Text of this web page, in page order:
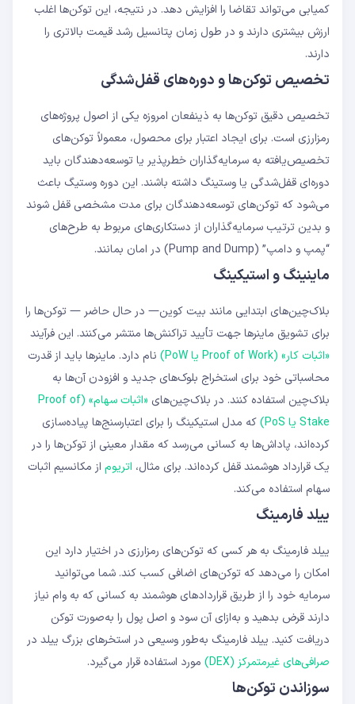
کمیابی می‌تواند تقاضا را افزایش دهد. در نتیجه، این توکن‌ها اغلب
ارزش بیشتری دارند و در طول زمان پتانسیل رشد قیمت بالاتری را
دارند.
تخصیص توکن‌ها و دوره‌های قفل‌شدگی
تخصیص دقیق توکن‌ها به ذینفعان امروزه یکی از اصول پروژه‌های
رمزارزی است. برای ایجاد اعتبار برای محصول، معمولاً توکن‌های
تخصیص‌یافته به سرمایه‌گذاران خطرپذیر یا توسعه‌دهندگان باید
دوره‌ای قفل‌شدگی یا وستینگ داشته باشند. این دوره وستیگ باعث
می‌شود که توکن‌های توسعه‌دهندگان برای مدت مشخصی قفل شوند
و بدین ترتیب سرمایه‌گذاران از دستکاری‌های مربوط به طرح‌های
“پمپ و دامپ” (Pump and Dump) در امان بمانند.
ماینینگ و استیکینگ
بلاک‌چین‌های ابتدایی مانند بیت کوین— در حال حاضر — توکن‌ها را
برای تشویق ماینرها جهت تأیید تراکنش‌ها منتشر می‌کنند. این فرآیند
«اثبات کار» (Proof of Work یا PoW)
نام دارد. ماینرها باید از قدرت
محاسباتی خود برای استخراج بلوک‌های جدید و افزودن آن‌ها به
بلاک‌چین استفاده کنند. در بلاک‌چین‌های
«اثبات سهام» (Proof of
Stake یا PoS)
که مدل استیکینگ را برای اعتبارسنج‌ها پیاده‌سازی
کرده‌اند، پاداش‌ها به کسانی می‌رسد که مقدار معینی از توکن‌ها را در
یک قرارداد هوشمند قفل کرده‌اند. برای مثال، اتریوم از مکانسیم اثبات
سهام استفاده می‌کند.
ییلد فارمینگ
ییلد فارمینگ به هر کسی که توکن‌های رمزارزی در اختیار دارد این
امکان را می‌دهد که توکن‌های اضافی کسب کند. شما می‌توانید
سرمایه خود را از طریق قراردادهای هوشمند به کسانی که به وام نیاز
دارند قرض بدهید و به‌ازای آن سود و اصل پول را به‌صورت توکن
دریافت کنید. ییلد فارمینگ به‌طور وسیعی در استخرهای بزرگ ییلد در
صرافی‌های غیرمتمرکز (DEX)
مورد استفاده قرار می‌گیرد.
سوزاندن توکن‌ها